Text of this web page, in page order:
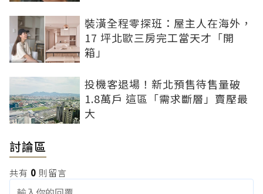
裝潢全程零探班：屋主人在海外，
17 坪北歐三房完工當天才「開
箱」
投機客退場！新北預售待售量破
1.8萬戶 這區「需求斷層」賣壓最
大
討論區
共有 0 則留言